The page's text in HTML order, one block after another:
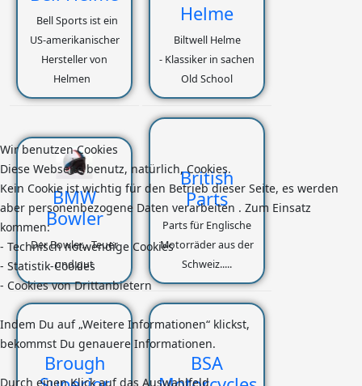
Bell Sports ist ein
US-amerikanischer
Hersteller von
Helmen
Helme
Biltwell Helme
- Klassiker in sachen
Old School
BMW
Bowler
Der Bowler... Teuer
und gut
British
Parts
Parts für Englische
Motorräder aus der
Schweiz.....
Brough
BSA
Wir benutzen Cookies
Diese Webseite benutz, natürlich, Cookies.
Kein Cookie ist wichtig für den Betrieb dieser Seite, es werden
aber personenbezogene Daten verarbeiten . Zum Einsatz
kommen:
- Technisch notwendige Cookies
- Statistik-Cookies
- Cookies von Drittanbietern
Indem Du auf „Weitere Informationen“ klickst,
bekommst Du genauere Informationen.
Durch einen Klick auf das Auswahlfeld